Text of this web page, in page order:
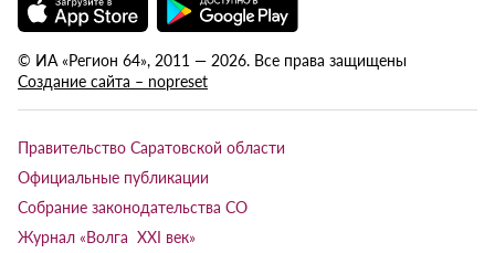
© ИА «Регион 64», 2011 — 2026. Все права защищены
Создание сайта – nopreset
Правительство Саратовской области
Официальные публикации
Собрание законодательства СО
Журнал «Волга XXI век»